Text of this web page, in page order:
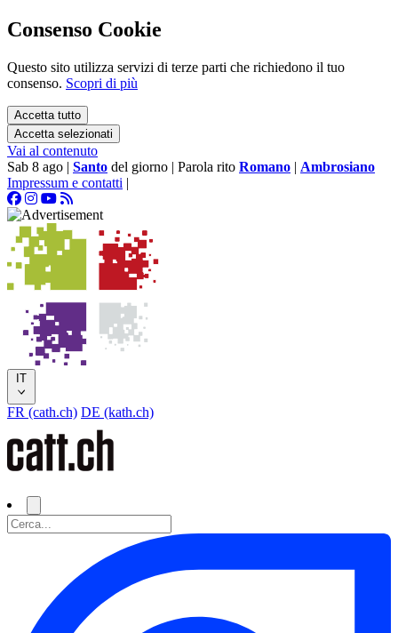
Consenso Cookie
Questo sito utilizza servizi di terze parti che richiedono il tuo
consenso. Scopri di più
Accetta tutto
Accetta selezionati
Vai al contenuto
Sab 8 ago | Santo del giorno | Parola rito Romano | Ambrosiano
Impressum e contatti |
IT
FR (cath.ch) DE (kath.ch)